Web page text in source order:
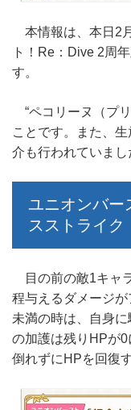
本情報は、本日2
ト！Re：Dive 2周
す。
“ペコリーヌ（プ
ことです。また、
介も行われていまし
ユニオンバ
スストライク
目の前の敵1キャ
程与えるダメージ
未満の時は、自身
の加護は残りHPが
倒れずにHPを回復